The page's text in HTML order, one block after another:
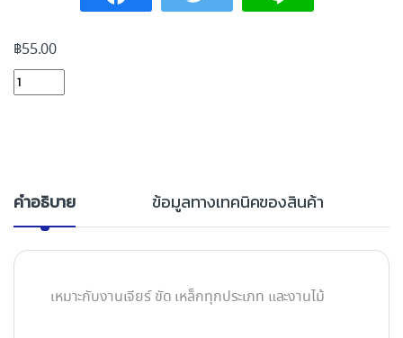
฿55.00
ผ้าทรายซ้อนหลังอ่อน 4" NKK #60 quantity
คำอธิบาย ข้อมูลทางเทคนิคของสินค้า
เหมาะกับงานเจียร์ ขัด เหล็กทุกประเภท และงานไม้